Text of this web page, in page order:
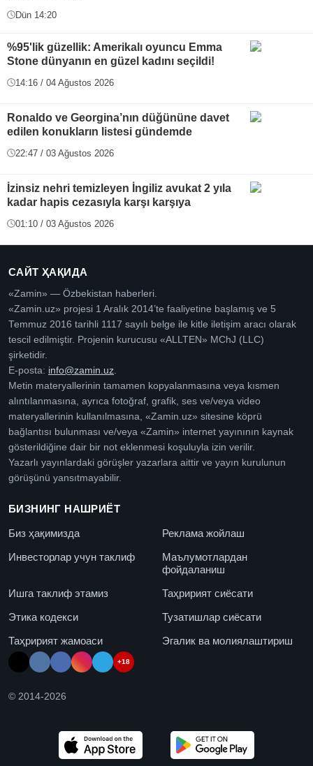
Dün 14:20
%95'lik güzellik: Amerikalı oyuncu Emma
Stone dünyanın en güzel kadını seçildi!
14:16 / 04 Ağustos 2026
Ronaldo ve Georgina’nın düğününe davet
edilen konukların listesi gündemde
22:47 / 03 Ağustos 2026
İzinsiz nehri temizleyen İngiliz avukat 2 yıla
kadar hapis cezasıyla karşı karşıya
01:10 / 03 Ağustos 2026
САЙТ ҲАҚИДА
«Zamin» — Özbekistan haberleri.
«Zamin.uz» projesi 1 Aralık 2014’te faaliyetine başlamış ve 5
Temmuz 2016 tarihli 1117 sayılı belge ile kitle iletişim aracı olarak
tescil edilmiştir. Projenin kurucusu «ALLTEN» MChJ (LLC)
şirketidir.
E-posta: info@zamin.uz
Metin materyallerinin tamamen kopyalanmasına veya kısmen
alıntılanmasına, ayrıca fotoğraf, grafik, ses ve/veya video
materyallerinin kullanılmasına, «Zamin.uz» sitesine köprü
bağlantısı bulunması ve/veya «Zamin» internet yayınının kaynak
gösterildiğine dair bir not eklenmesi koşuluyla izin verilir.
Yazarlı yayınlardaki görüşler yazarlara aittir ve yayın kurulunun
görüşünü yansıtmayabilir.
БИЗНИНГ НАШРИЁТ
Биз ҳақимизда
Реклама жойлаш
Инвесторлар учун таклиф
Маълумотлардан
фойдаланиш
Ишга таклиф этамиз
Таҳририят сиёсати
Этика кодекси
Тузатишлар сиёсати
Таҳририят жамоаси
Эгалик ва молиялаштириш
+18
© 2014-2026